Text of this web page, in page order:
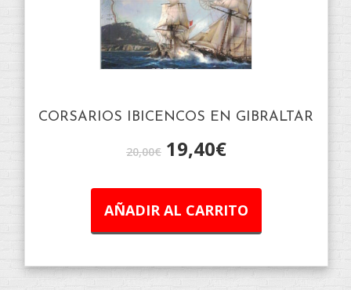
CORSARIOS IBICENCOS EN GIBRALTAR
20,00€ 19,40€
AÑADIR AL CARRITO